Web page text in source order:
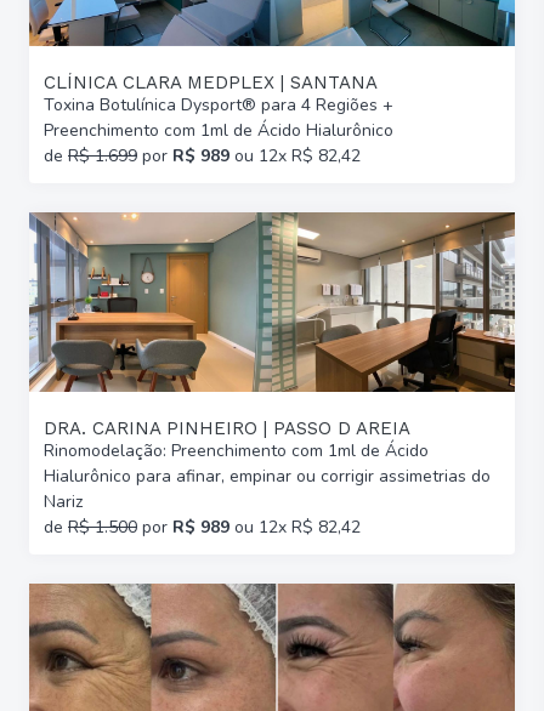
CLÍNICA CLARA MEDPLEX | SANTANA
Toxina Botulínica Dysport® para 4 Regiões +
Preenchimento com 1ml de Ácido Hialurônico
de R$ 1.699 por R$ 989 ou 12x R$ 82,42
DRA. CARINA PINHEIRO | PASSO D AREIA
Rinomodelação: Preenchimento com 1ml de Ácido
Hialurônico para afinar, empinar ou corrigir assimetrias do
Nariz
de R$ 1.500 por R$ 989 ou 12x R$ 82,42